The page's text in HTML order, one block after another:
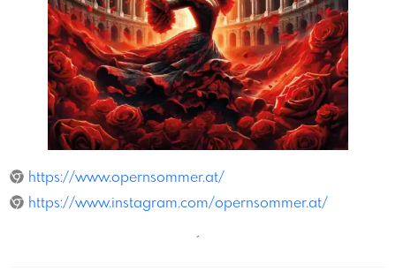
Previous Next
https://www.opernsommer.at/
https://www.instagram.com/opernsommer.at/
´